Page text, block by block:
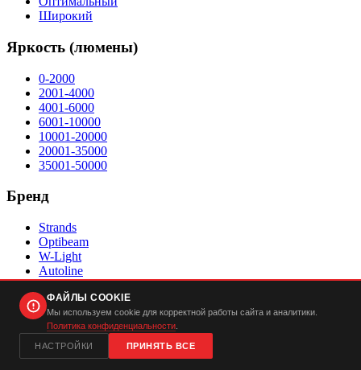
Широкий
Яркость (люмены)
0-2000
2001-4000
4001-6000
6001-10000
10001-20000
20001-35000
35001-50000
Бренд
Strands
Optibeam
W-Light
Autoline
Qpax
Статус
Доступность
В наличии
Предзаказ
ФАЙЛЫ COOKIE
Мы используем cookie для корректной работы сайта и аналитики.
Политика конфиденциальности
НАСТРОЙКИ ПРИНЯТЬ ВСЕ